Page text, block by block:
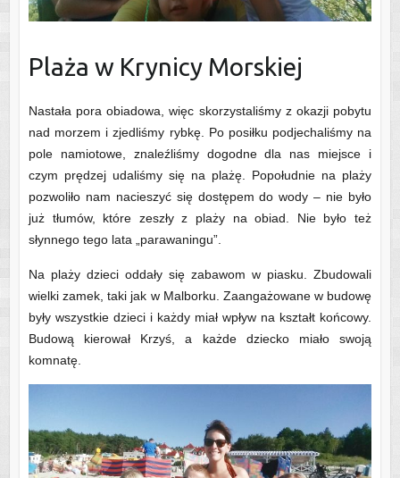
Plaża w Krynicy Morskiej
Nastała pora obiadowa, więc skorzystaliśmy z okazji pobytu
nad morzem i zjedliśmy rybkę. Po posiłku podjechaliśmy na
pole namiotowe, znaleźliśmy dogodne dla nas miejsce i
czym prędzej udaliśmy się na plażę. Popołudnie na plaży
pozwoliło nam nacieszyć się dostępem do wody – nie było
już tłumów, które zeszły z plaży na obiad. Nie było też
słynnego tego lata „parawaningu”.
Na plaży dzieci oddały się zabawom w piasku. Zbudowali
wielki zamek, taki jak w Malborku. Zaangażowane w budowę
były wszystkie dzieci i każdy miał wpływ na kształt końcowy.
Budową kierował Krzyś, a każde dziecko miało swoją
komnatę.